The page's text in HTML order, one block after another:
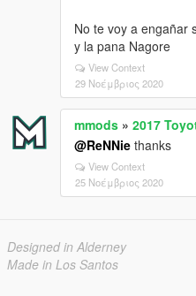
No te voy a engañar
y la pana Nagore
View Context
29 Νοέμβριος 2020
mmods » 2017
@ReNNie thanks
View Context
25 Νοέμβριος 2020
Designed in Alderney
Made in Los Santos